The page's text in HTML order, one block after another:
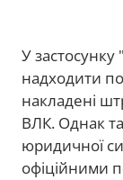
У
надходити
накладені
ВЛК. Однак
юридичної
офіційними